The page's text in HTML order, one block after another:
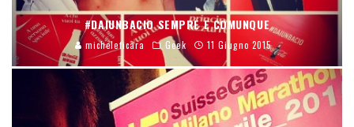
#DAIUNBACIO SEMPRE E COMUNQUE
micheleficara Geek 11 Giugno 2015